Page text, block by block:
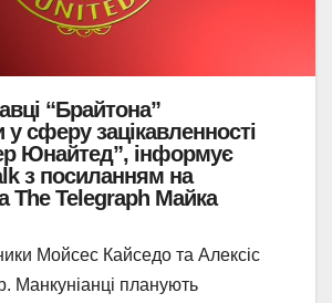
“Брайтона”
сферу зацікавленності
Юнайтед”, інформує
з посиланням на
The Telegraph Майка
Мойсес Кайседо та Алексіс
Манкуніанці планують